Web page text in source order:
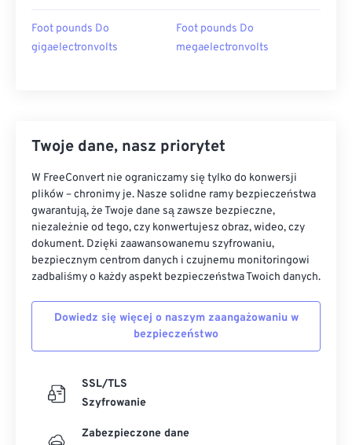
Foot pounds Do
gigaelectronvolts
Foot pounds Do
megaelectronvolts
Twoje dane, nasz priorytet
W FreeConvert nie ograniczamy się tylko do konwersji
plików – chronimy je. Nasze solidne ramy bezpieczeństwa
gwarantują, że Twoje dane są zawsze bezpieczne,
niezależnie od tego, czy konwertujesz obraz, wideo, czy
dokument. Dzięki zaawansowanemu szyfrowaniu,
bezpiecznym centrom danych i czujnemu monitoringowi
zadbaliśmy o każdy aspekt bezpieczeństwa Twoich danych.
Dowiedz się więcej o naszym zaangażowaniu w
bezpieczeństwo
SSL/TLS
Szyfrowanie
Zabezpieczone dane